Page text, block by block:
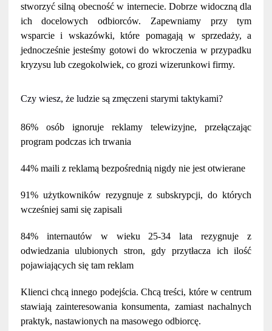
stworzyć silną obecność w internecie. Dobrze widoczną dla
ich docelowych odbiorców. Zapewniamy przy tym
wsparcie i wskazówki, które pomagają w sprzedaży, a
jednocześnie jesteśmy gotowi do wkroczenia w przypadku
kryzysu lub czegokolwiek, co grozi wizerunkowi firmy.
Czy wiesz, że ludzie są zmęczeni starymi taktykami?
86% osób ignoruje reklamy telewizyjne, przełączając
program podczas ich trwania
44% maili z reklamą bezpośrednią nigdy nie jest otwierane
91% użytkowników rezygnuje z subskrypcji, do których
wcześniej sami się zapisali
84% internautów w wieku 25-34 lata rezygnuje z
odwiedzania ulubionych stron, gdy przytłacza ich ilość
pojawiających się tam reklam
Klienci chcą innego podejścia. Chcą treści, które w centrum
stawiają zainteresowania konsumenta, zamiast nachalnych
praktyk, nastawionych na masowego odbiorcę.